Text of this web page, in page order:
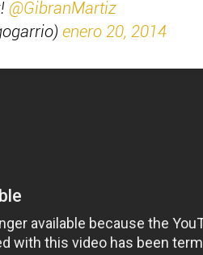
@GibranMartiz
enero 20, 2014